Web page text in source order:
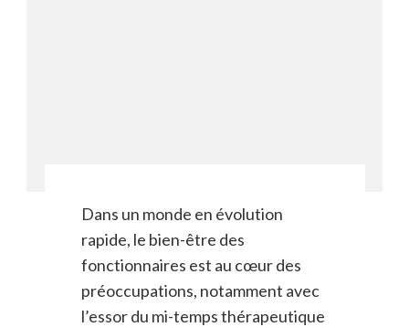
Dans un monde en évolution
rapide, le bien-être des
fonctionnaires est au cœur des
préoccupations, notamment avec
l’essor du mi-temps thérapeutique